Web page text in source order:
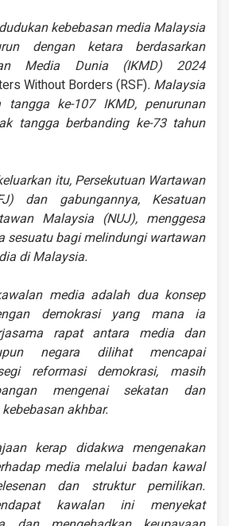
kebebasan media Malaysia
dengan ketara berdasarkan
Media Dunia (IKMD) 2024
Without Borders (RSF). Malaysia
ke-107 IKMD, penurunan
tangga berbanding ke-73 tahun
itu, Persekutuan Wartawan
dan gabungannya, Kesatuan
Malaysia (NUJ), menggesa
sesuatu bagi melindungi wartawan
di Malaysia.
media adalah dua konsep
demokrasi yang mana ia
rapat antara media dan
negara dilihat mencapai
reformasi demokrasi, masih
mengenai sekatan dan
akhbar.
kerap didakwa mengenakan
media melalui badan kawal
dan struktur pemilikan.
kawalan ini menyekat